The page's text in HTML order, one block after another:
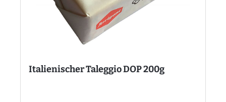
Italienischer Taleggio DOP 200g